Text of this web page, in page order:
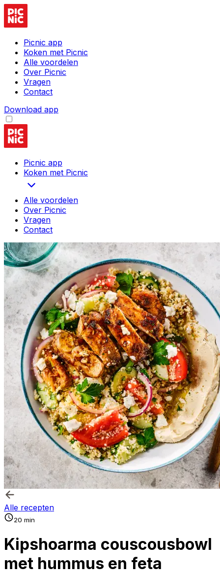
Picnic app
Koken met Picnic
Alle voordelen
Over Picnic
Vragen
Contact
Download app
Picnic app
Koken met Picnic
Alle voordelen
Over Picnic
Vragen
Contact
Alle recepten
20 min
Kipshoarma couscousbowl
met hummus en feta